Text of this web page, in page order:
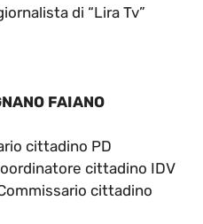
di “Lira Tv”
FAIANO
cittadino PD
cittadino IDV
cittadino